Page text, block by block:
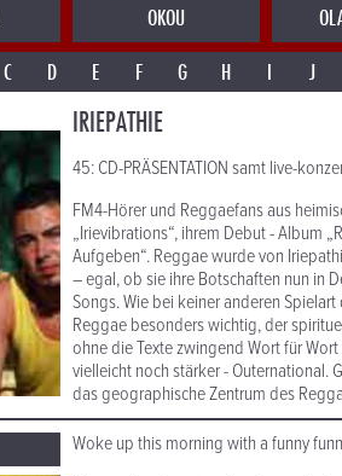
OKOU
C D E F G H I J
IRIEPATHIE
45: CD-PRÄSENTATION samt live-
FM4-Hörer und Reggaefans aus
„Irievibrations“, ihrem Debut - Album
Aufgeben“. Reggae wurde von
– egal, ob sie ihre Botschaften nun in
Songs. Wie bei keiner anderen
Reggae besonders wichtig, der
ohne die Texte zwingend Wort für
vielleicht noch stärker - Outernational.
das geographische Zentrum des
Woke up this morning with a funny